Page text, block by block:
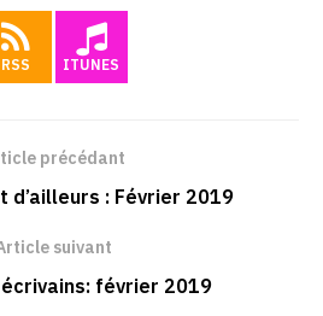
RSS ITUNES
précédant
d’ailleurs : Février 2019
suivant
février 2019